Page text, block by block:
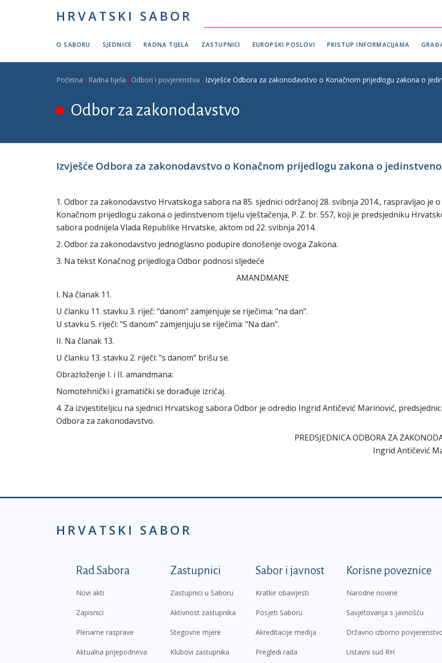
HRVATSKI SABOR
O SABORU SJEDNICE RADNA TIJELA ZASTUPNICI EUROPSKI POSLOVI PRISTUP INFORMACIJAMA
Breadcrumb
Početna Radna tijela Odbori i povjerenstva Izvješće Odbora za zakonodavstvo o Konačnom prijedlogu zakona o
Odbor za zakonodavstvo
Izvješće Odbora za zakonodavstvo o Konačnom prijedlogu zakona o
1. Odbor za zakonodavstvo Hrvatskoga sabora na 85. sjednici održanoj 28. svibnja 2014., raspravljao je o
Konačnom prijedlogu zakona o jedinstvenom tijelu vještačenja, P. Z. br. 557, koji je predsjedniku
sabora podnijela Vlada Republike Hrvatske, aktom od 22. svibnja 2014.
2. Odbor za zakonodavstvo jednoglasno podupire donošenje ovoga Zakona.
3. Na tekst Konačnog prijedloga Odbor podnosi sljedeće
AMANDMANE
I. Na članak 11.
U članku 11. stavku 3. riječ: "danom" zamjenjuje se riječima: "na dan".
U stavku 5. riječi: "S danom" zamjenjuju se riječima: "Na dan".
II. Na članak 13.
U članku 13. stavku 2. riječi: "s danom" brišu se.
Obrazloženje I. i II. amandmana:
Nomotehnički i gramatički se dorađuje izričaj.
4. Za izvjestiteljicu na sjednici Hrvatskog sabora Odbor je odredio Ingrid Antičević Marinović,
Odbora za zakonodavstvo.
PREDSJEDNICA ODBORA ZA
Ingrid Antičević
HRVATSKI SABOR
Podnožje prvi izbornik
Rad Sabora
Novi akti
Zapisnici
Plenarne rasprave
Aktualna prijepodneva
Zastupnici
Zastupnici u Saboru
Aktivnost zastupnika
Stegovne mjere
Klubovi zastupnika
Sabor i javnost
Kratke obavijesti
Posjeti Saboru
Akreditacije medija
Pregledi rada
Korisne poveznice
Narodne novine
Savjetovanja s javnošću
Državno izborno
Ustavni sud RH